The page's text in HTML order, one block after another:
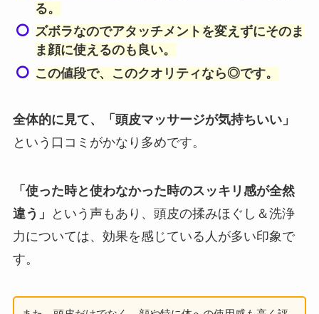
る。
ズボラなのでアタッチメントを変えずにそのま
ま顔に使えるのも良い。
この値段で、このクオリティなら◎です。
全体的に見て、「頭皮マッサージが気持ちいい」
という口コミがかなり多めです。
「使った時と使わなかった時のスッキリ感が全然
違う」
という声もあり、頭皮の揉みほぐし＆洗浄
力については、効果を感じている人が多い印象で
す。